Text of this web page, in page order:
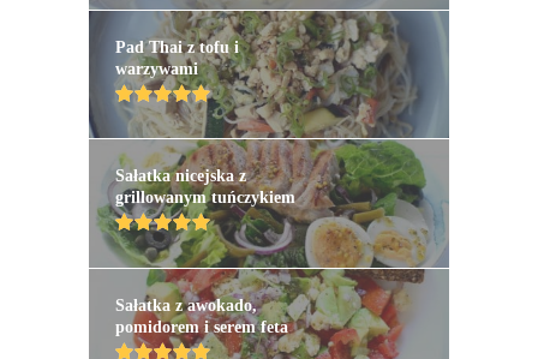
Pad Thai z tofu i
warzywami
Sałatka nicejska z
grillowanym tuńczykiem
Sałatka z awokado,
pomidorem i serem feta